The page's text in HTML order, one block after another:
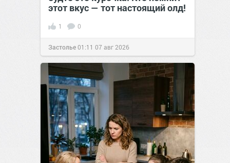
этот вкус — тот настоящий олд!
1 0
Застолье01:11 07 авг 2026